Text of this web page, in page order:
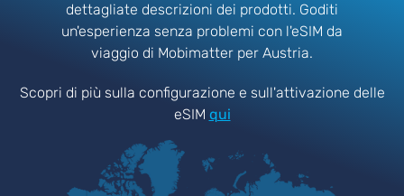
dettagliate descrizioni dei prodotti. Goditi
un'esperienza senza problemi con l'eSIM da
viaggio di Mobimatter per Austria.
Scopri di più sulla configurazione e sull'attivazione delle
eSIM qui